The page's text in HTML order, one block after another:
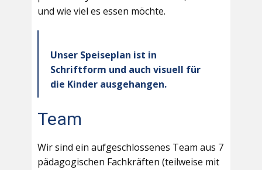
und wie viel es essen möchte.
Unser Speiseplan ist in
Schriftform und auch visuell für
die Kinder ausgehangen.
Team
Wir sind ein aufgeschlossenes Team aus 7
pädagogischen Fachkräften (teilweise mit